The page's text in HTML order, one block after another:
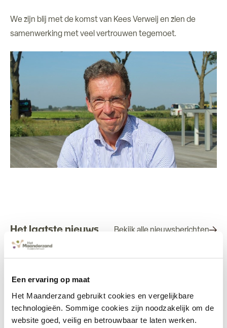
Een ervaring op maat
Het Maanderzand gebruikt cookies en vergelijkbare
technologieën. Sommige cookies zijn noodzakelijk om de
website goed, veilig en betrouwbaar te laten werken.
We zijn blij met de komst van Kees Verweij en zien de
samenwerking met veel vertrouwen tegemoet.
Het laatste nieuws Bekijk alle nieuwsberichten
SterkSamen
Lees meer
Keurmerk Beste